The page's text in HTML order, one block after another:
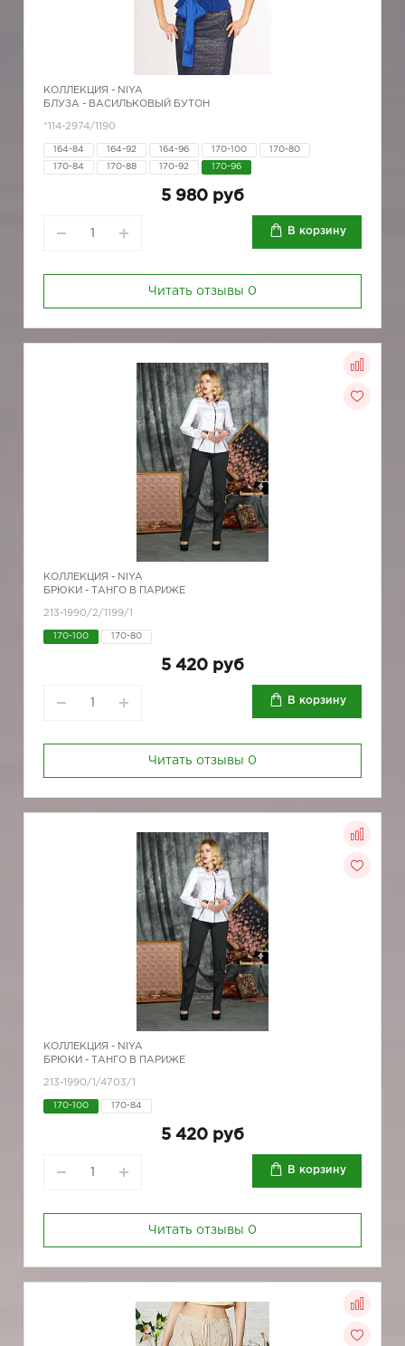
КОЛЛЕКЦИЯ - NIYA
БЛУЗА - ВАСИЛЬКОВЫЙ БУТОН
*114-2974/1190
164-84 164-92 164-96 170-100 170-80
170-84 170-88 170-92 170-96
5 980 руб
В корзину
Читать отзывы 0
КОЛЛЕКЦИЯ - NIYA
БРЮКИ - ТАНГО В ПАРИЖЕ
213-1990/2/1199/1
170-100 170-80
5 420 руб
В корзину
Читать отзывы 0
КОЛЛЕКЦИЯ - NIYA
БРЮКИ - ТАНГО В ПАРИЖЕ
213-1990/1/4703/1
170-100 170-84
5 420 руб
В корзину
Читать отзывы 0